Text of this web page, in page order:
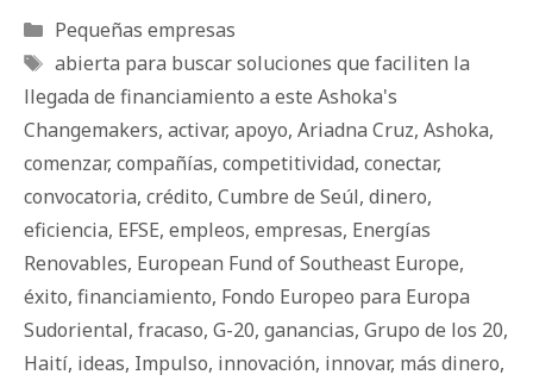
Categorías
Pequeñas empresas
Etiquetas
abierta para buscar soluciones que faciliten la
llegada de financiamiento a este Ashoka's
Changemakers, activar, apoyo, Ariadna Cruz, Ashoka,
comenzar, compañías, competitividad, conectar,
convocatoria, crédito, Cumbre de Seúl, dinero,
eficiencia, EFSE, empleos, empresas, Energías
Renovables, European Fund of Southeast Europe,
éxito, financiamiento, Fondo Europeo para Europa
Sudoriental, fracaso, G-20, ganancias, Grupo de los 20,
Haití, ideas, Impulso, innovación, innovar, más dinero,